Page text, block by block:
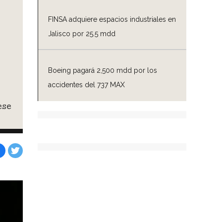
FINSA adquiere espacios industriales en
Jalisco por 25.5 mdd
Boeing pagará 2,500 mdd por los
accidentes del 737 MAX